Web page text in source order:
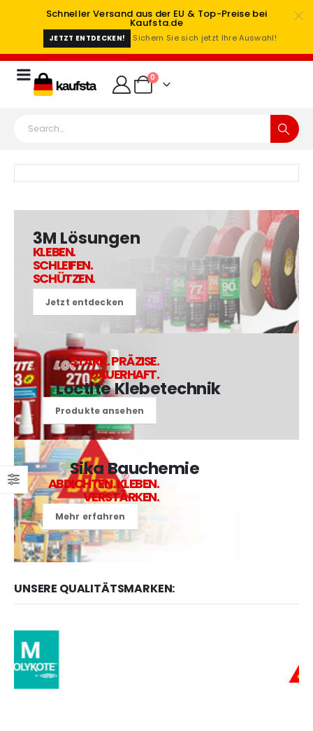
Schneller Versand aus der EU & Top-Preise bei
Kaufsta.de
JETZT ENTDECKEN! Sichern Sie sich jetzt Ihre Auswahl!
0
3M Lösungen
KLEBEN.
SCHLEIFEN.
SCHÜTZEN.
Jetzt entdecken
STARK. PRÄZISE.
DAUERHAFT.
Loctite Klebetechnik
Produkte ansehen
Sika Bauchemie
ABDICHTEN. KLEBEN.
VERSTÄRKEN.
Mehr erfahren
UNSERE QUALITÄTSMARKEN: